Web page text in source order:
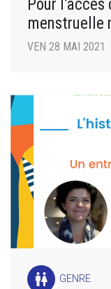
Pour
menstruelle
VEN 28 MAI 2021
wc GENRE